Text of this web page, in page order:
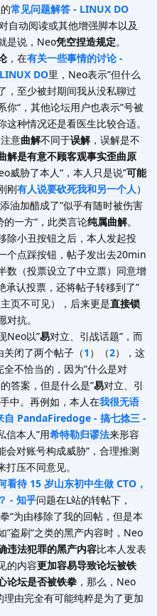
常见问题解答 - LINUX DO
对自动阅读或其他增强脚本以及
是说，Neo凭空捏造规定。
，在有关一些事情的讨论 -
DO里，Neo表示”但什么
，至少被封期间我从没私聊过
“，其他论坛用户也表示”号被
种情况还是看医生比较合适。
意曲解不同于误解，误解是不
解是有意不顾客观事实歪曲原
威胁了本人“，本人只是说”可能
刚有人说要砍死我和另一个人 ）
油加醋成了”似乎有随时被伤害
的一方“，此类言论纯属曲解。
除小丑按钮之后，本人发起投
个点踩按钮，帖子发出去20min
数（投票设立了中立票）同意增
承认投票，还将帖子转移到了”
页不可见），后来更是直接锁
对抗。
Neo以”易对立、引战话题”，而
关闭了两个帖子（1 ）（2），这
全不恰当的，因为”什么是对
答案，但是什么是”易对立、引
中。再例如，本人在我很无语
自 PandaFiredoge - 搞七捻三 -
信本人”用希特勒归谬法来形容
对账号构成威胁“，合理推测
压不同意见。
看待 15 岁山东初中生做 CTO，
- 知乎问题在L站的转帖下，
“为由移除了我的回帖，但是本
”盗刷“之类的黑产内容时，Neo
违法犯罪的黑产内容比本人发表
的内容更加容易导致论坛被铁
论坛是否被铁拳 ，那么，Neo
理由完全有可能纯粹是为了更加